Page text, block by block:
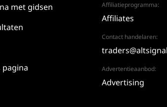
met gidsen
pagina
Affiliatieprogramma:
Affiliates
Contact handelaren:
Advertentieaanbod:
Advertising